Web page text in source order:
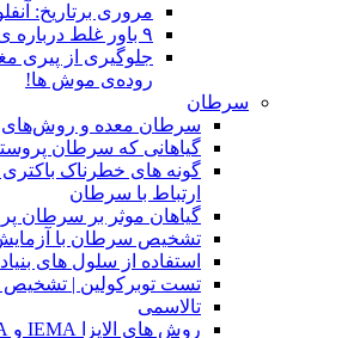
مروری برتاریخ:
۹ باور غلط درباره ی اهدای خون
جلوگیری از پیری
روده‌ی موش ها!
سرطان
سرطان معده و روش‌های
گیاهانی که سرطان
ارتباط با سرطان
گیاهان موثر بر سرطان
تشخیص سرطان با
استفاده از سلول های
تست توبرکولین |
تالاسمی